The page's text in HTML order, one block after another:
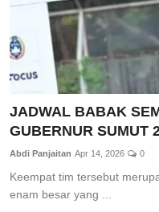
JADWAL BABAK
GUBERNUR SUMUT
Abdi Panjaitan Apr 14, 2026 0
Keempat tim tersebut
enam besar yang ...